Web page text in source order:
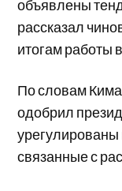
объявлены
рассказал
итогам работы
По словам
одобрил
связанные с